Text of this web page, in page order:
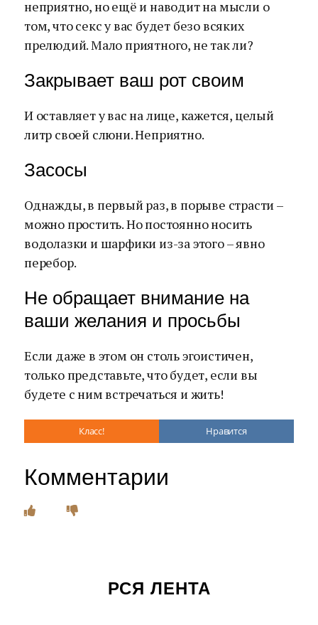
неприятно, но ещё и наводит на мысли о
том, что секс у вас будет безо всяких
прелюдий. Мало приятного, не так ли?
Закрывает ваш рот своим
И оставляет у вас на лице, кажется, целый
литр своей слюни. Неприятно.
Засосы
Однажды, в первый раз, в порыве страсти –
можно простить. Но постоянно носить
водолазки и шарфики из-за этого – явно
перебор.
Не обращает внимание на
ваши желания и просьбы
Если даже в этом он столь эгоистичен,
только представьте, что будет, если вы
будете с ним встречаться и жить!
Класс! Нравится
Комментарии
РСЯ ЛЕНТА